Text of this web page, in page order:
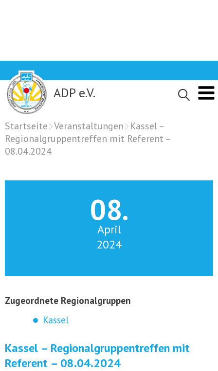
to
content
ADP e.V.
Startseite Veranstaltungen
Kassel –
Regionalgruppentreffen mit Referent –
08.04.2024
08.
April
2024
Zugeordnete Regionalgruppen
Kassel
Kassel – Regionalgruppentreffen mit
Referent – 08.04.2024